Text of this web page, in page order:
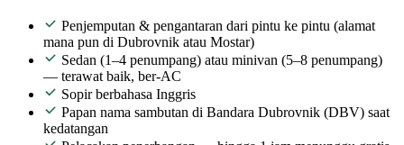
Penjemputan & pengantaran dari pintu ke pintu (alamat
mana pun di Dubrovnik atau Mostar)
Sedan (1–4 penumpang) atau minivan (5–8 penumpang)
— terawat baik, ber-AC
Sopir berbahasa Inggris
Papan nama sambutan di Bandara Dubrovnik (DBV) saat
kedatangan